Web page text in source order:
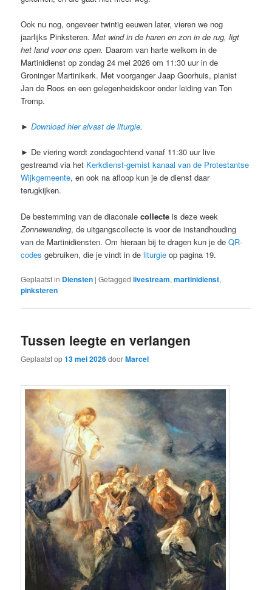
Ook nu nog, ongeveer twintig eeuwen later, vieren we nog
jaarlijks Pinksteren.Met wind in de haren en zon in de rug, ligt
het land voor ons open. Daarom van harte welkom in de
Martinidienst op zondag 24 mei 2026 om 11:30 uur in de
Groninger Martinikerk. Met voorganger Jaap Goorhuis, pianist
Jan de Roos en een gelegenheidskoor onder leiding van Ton
Tromp.
►Download hier alvast de liturgie.
► De viering wordt zondagochtend vanaf 11:30 uur live
gestreamd via het Kerkdienst-gemist kanaal van de Protestantse
Wijkgemeente, en ook na afloop kun je de dienst daar
terugkijken.
De bestemming van de diaconalecollecte is deze week
Zonnewending, de uitgangscollecte is voor de instandhouding
van de Martinidiensten. Om hieraan bij te dragen kun je deQR-
codes gebruiken, die je vindt in deliturgie op pagina 19.
Geplaatst in Diensten |Getagged livestream,martinidienst,
pinksteren
Tussen leegte en verlangen
Geplaatst op13 mei 2026doorMarcel